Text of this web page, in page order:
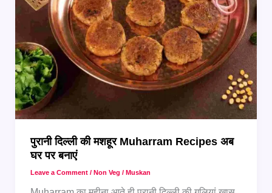
ले
पुरानी दिल्ली की मशहूर Muharram Recipes अब
घर पर बनाएं
Leave a Comment / Non Veg / Muskan